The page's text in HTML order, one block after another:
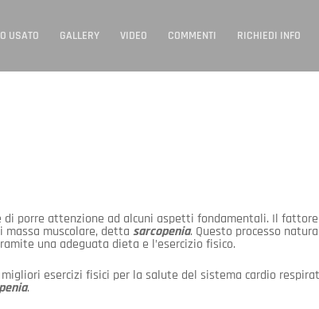
USATO GALLERY VIDEO COMMENTI RICHIEDI INFO
di porre attenzione ad alcuni aspetti fondamentali. Il
muscolare, detta sarcopenia. Questo processo
una adeguata dieta e l’esercizio fisico.
esercizi fisici per la salute del sistema cardio
.